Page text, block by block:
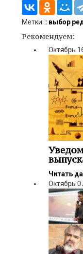
Метки: : выбор
Рекомендуем:
Октябрь
Читать
Октябрь